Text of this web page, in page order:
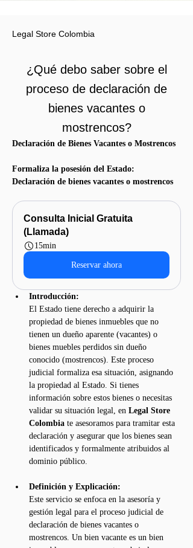
Legal Store Colombia
¿Qué debo saber sobre el
proceso de declaración de
bienes vacantes o
mostrencos?
Declaración de Bienes Vacantes o Mostrencos
Formaliza la posesión del Estado:
Declaración de bienes vacantes o mostrencos
Consulta Inicial Gratuita
(Llamada)
15min
Reservar ahora
Introducción:
El Estado tiene derecho a adquirir la
propiedad de bienes inmuebles que no
tienen un dueño aparente (vacantes) o
bienes muebles perdidos sin dueño
conocido (mostrencos). Este proceso
judicial formaliza esa situación, asignando
la propiedad al Estado. Si tienes
información sobre estos bienes o necesitas
validar su situación legal, en Legal Store
Colombia te asesoramos para tramitar esta
declaración y asegurar que los bienes sean
identificados y formalmente atribuidos al
dominio público.
Definición y Explicación:
Este servicio se enfoca en la asesoría y
gestión legal para el proceso judicial de
declaración de bienes vacantes o
mostrencos. Un bien vacante es un bien